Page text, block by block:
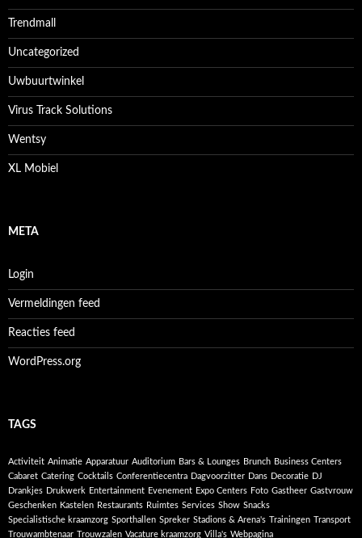
Trendmall
Uncategorized
Uwbuurtwinkel
Virus Track Solutions
Wentsy
XL Mobiel
META
Login
Vermeldingen feed
Reacties feed
WordPress.org
TAGS
Activiteit Animatie Apparatuur Auditorium Bars & Lounges Brunch Business Centers
Cabaret Catering Cocktails Conferentiecentra Dagvoorzitter Dans Decoratie DJ
Drankjes Drukwerk Entertainment Evenement Expo Centers Foto Gastheer Gastvrouw
Geschenken Kastelen Restaurants Ruimtes Services Show Snacks
Specialistische kraamzorg Sporthallen Spreker Stadions & Arena's Trainingen Transport
Trouwambtenaar Trouwzalen Vacature kraamzorg Villa's Webpagina